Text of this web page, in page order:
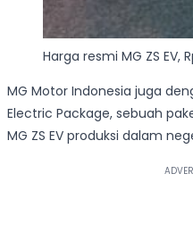
Harga resmi MG ZS EV,
MG Motor Indonesia juga
Electric Package, sebuah
MG ZS EV produksi dalam